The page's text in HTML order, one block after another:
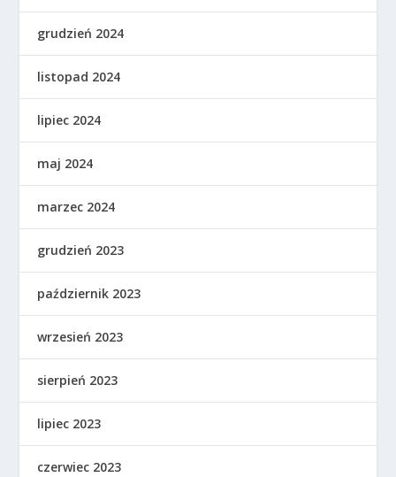
grudzień 2024
listopad 2024
lipiec 2024
maj 2024
marzec 2024
grudzień 2023
październik 2023
wrzesień 2023
sierpień 2023
lipiec 2023
czerwiec 2023